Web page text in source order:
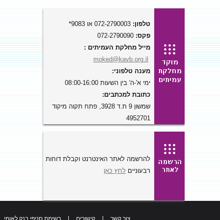
טלפון:
פקס:
מייל מחלקת העמיתים :
moked@kavb.org.il
מענה טלפוני:
ימי א'-ה' בין השעות 08:00-16:00
כתובת למכתבים:
שמשון 9 ת.ד 3928, פתח תקוה מיקוד
4952701
להרשמה לאתר האינטרנט וקבלת דוחות
רבעוניים לחץ כאן
צור קשר קישורים רשימת סניפי בנק לאומי